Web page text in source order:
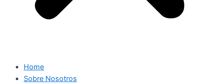
Home
Sobre Nosotros